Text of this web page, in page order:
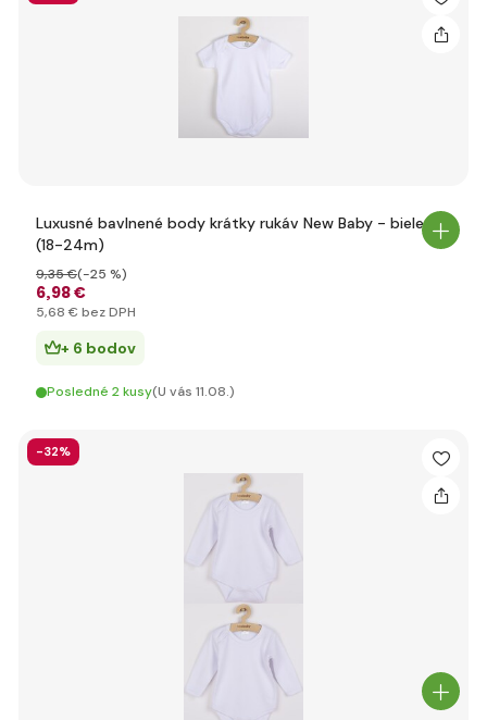
Luxusné bavlnené body krátky rukáv New Baby - biele 92
(18-24m)
6,98 €
9,35 €(-25 %)
5,68 € bez DPH
+ 6 bodov
Posledné 2 kusy(U vás 11.08.)
-32%